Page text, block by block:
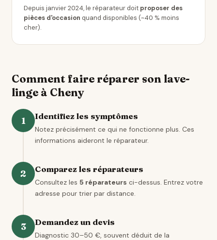
Depuis janvier 2024, le réparateur doit proposer des
pièces d'occasion quand disponibles (~40 % moins
cher).
Comment faire réparer son lave-
linge à Cheny
1 Identifiez les symptômes
Notez précisément ce qui ne fonctionne plus. Ces
informations aideront le réparateur.
2 Comparez les réparateurs
Consultez les 5 réparateurs ci-dessus. Entrez votre
adresse pour trier par distance.
3 Demandez un devis
Diagnostic 30–50 €, souvent déduit de la